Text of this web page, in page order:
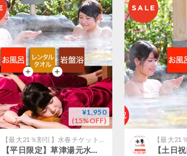
¥1,950
(15%OFF)
【平日限定】草津湯元水春 岩盤浴お得セット （入浴＋岩盤浴＋レンタルタオル） チケット